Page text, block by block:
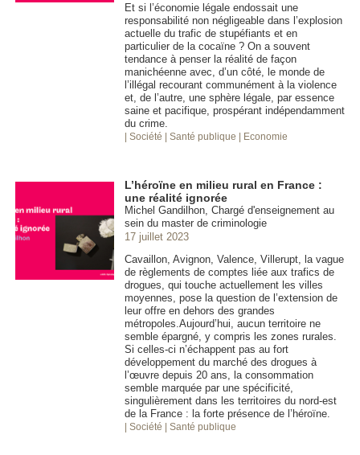
Et si l’économie légale endossait une
responsabilité non négligeable dans l’explosion
actuelle du trafic de stupéfiants et en
particulier de la cocaïne ? On a souvent
tendance à penser la réalité de façon
manichéenne avec, d’un côté, le monde de
l’illégal recourant communément à la violence
et, de l’autre, une sphère légale, par essence
saine et pacifique, prospérant indépendamment
du crime.
| Société | Santé publique | Economie
L’héroïne en milieu rural en France :
une réalité ignorée
Michel Gandilhon, Chargé d'enseignement au
sein du master de criminologie
17 juillet 2023
Cavaillon, Avignon, Valence, Villerupt, la vague
de règlements de comptes liée aux trafics de
drogues, qui touche actuellement les villes
moyennes, pose la question de l’extension de
leur offre en dehors des grandes
métropoles.Aujourd’hui, aucun territoire ne
semble épargné, y compris les zones rurales.
Si celles-ci n’échappent pas au fort
développement du marché des drogues à
l’œuvre depuis 20 ans, la consommation
semble marquée par une spécificité,
singulièrement dans les territoires du nord-est
de la France : la forte présence de l’héroïne.
| Société | Santé publique